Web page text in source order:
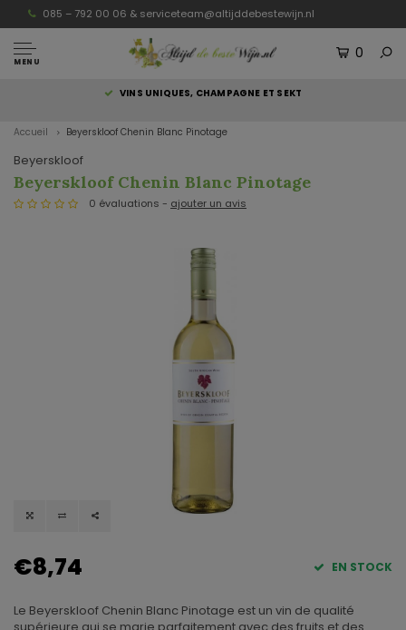
085 – 792 00 06 & serviceteam@altijddebestewijn.nl
MENU
0
VINS UNIQUES, CHAMPAGNE ET SEKT
Accueil Beyerskloof Chenin Blanc Pinotage
Beyerskloof
Beyerskloof Chenin Blanc Pinotage
0 évaluations - ajouter un avis
€8,74 EN STOCK
Le Beyerskloof Chenin Blanc Pinotage est un vin de qualité